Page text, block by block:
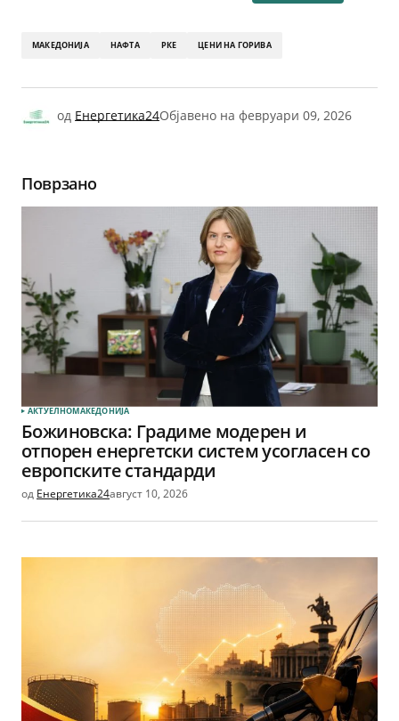
МАКЕДОНИЈА НАФТА РКЕ ЦЕНИ НА ГОРИВА
од Енергетика24Објавено на февруари 09, 2026
Поврзано
АКТУЕЛНОМАКЕДОНИЈА
Божиновска: Градиме модерен и
отпорен енергетски систем усогласен со
европските стандарди
од Енергетика24август 10, 2026